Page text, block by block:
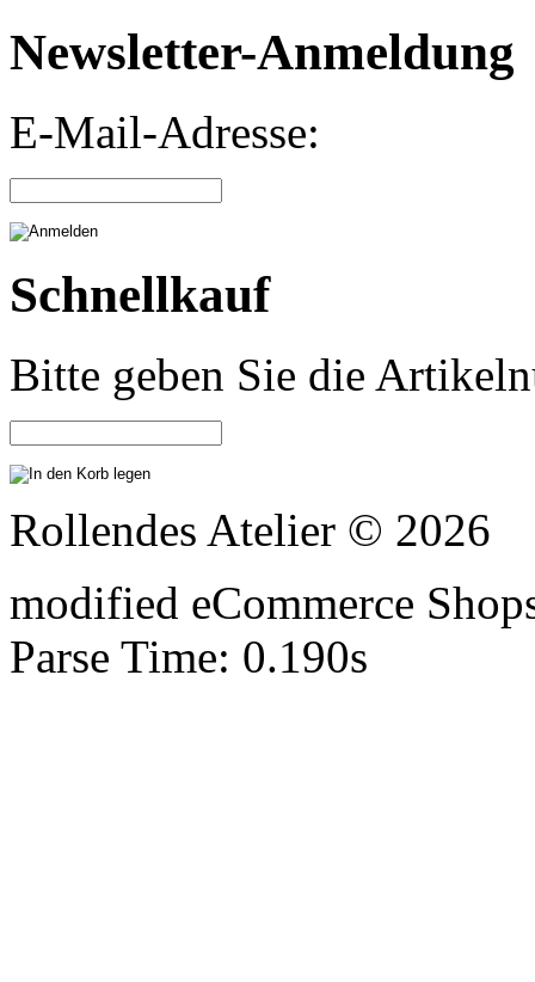
Newsletter-Anmeldung
E-Mail-Adresse:
Schnellkauf
Bitte geben Sie die
Rollendes Atelier © 2026
modified eCommerce
Parse Time: 0.190s